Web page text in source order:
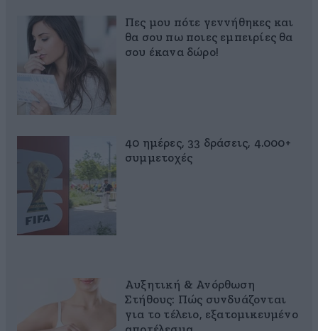
Πες μου πότε γεννήθηκες και
θα σου πω ποιες εμπειρίες θα
σου έκανα δώρο!
40 ημέρες, 33 δράσεις, 4.000+
συμμετοχές
Αυξητική & Ανόρθωση
Στήθους: Πώς συνδυάζονται
για το τέλειο, εξατομικευμένο